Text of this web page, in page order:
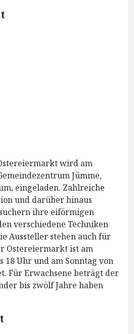
wird am
Jümme,
eingeladen. Zahlreiche
und darüber hinaus
ihre eiförmigen
verschiedene Techniken
Aussteller stehen auch für
Ostereiermarkt ist am
18 Uhr und am Sonntag von
Für Erwachsene beträgt der
bis zwölf Jahre haben